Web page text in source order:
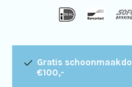
Gratis
€100,-